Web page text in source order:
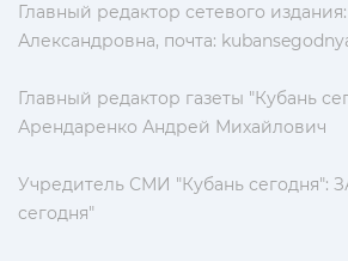
Главный редактор сетевого
Александровна, почта:
Главный редактор газеты "Кубань
Арендаренко Андрей Михайлович
Учредитель СМИ "Кубань сегодня":
сегодня"